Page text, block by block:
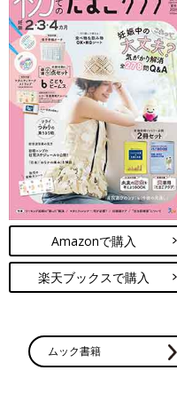
Amazonで購入
楽天ブックスで購入
ムック書籍